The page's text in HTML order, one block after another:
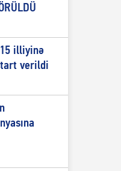
illiyinə
verildi